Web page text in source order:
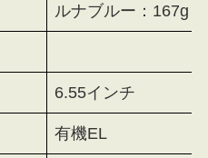
ルナブルー：167g
6.55インチ
有機EL